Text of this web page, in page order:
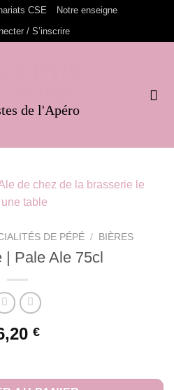
CSE
Notre enseigne
/ S’inscrire
de l'Apéro
DE PÉPÉ / BIÈRES
| Pale Ale 75cl
€
Ale 75cl